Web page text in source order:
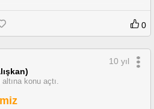
işlemciden koptuğu için artık tam
normal değil.
ulaştırabilen birileri yardımcı olursa
0
altına konu açtı.
10 yıl